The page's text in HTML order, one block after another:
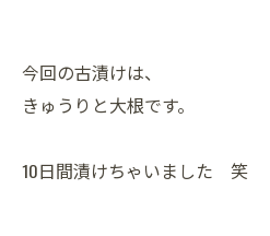
今回の古漬けは、
きゅうりと大根です。
10日間漬けちゃいました 笑